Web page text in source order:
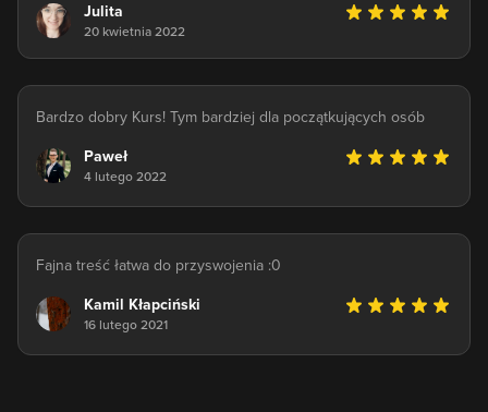
Julita
20 kwietnia 2022
Bardzo dobry Kurs! Tym bardziej dla początkujących osób
Paweł
4 lutego 2022
Fajna treść łatwa do przyswojenia :0
Kamil Kłapciński
16 lutego 2021